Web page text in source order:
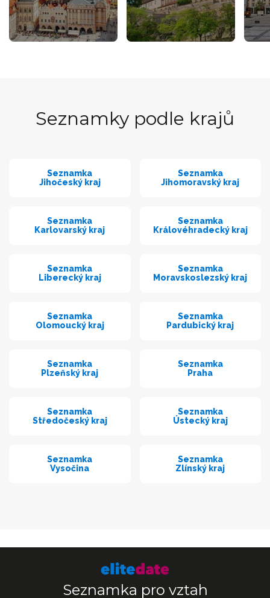
Seznamky podle krajů
Seznamka
Jihočeský kraj
Seznamka
Jihomoravský kraj
Seznamka
Karlovarský kraj
Seznamka
Královéhradecký kraj
Seznamka
Liberecký kraj
Seznamka
Moravskoslezský kraj
Seznamka
Olomoucký kraj
Seznamka
Pardubický kraj
Seznamka
Plzeňský kraj
Seznamka
Praha
Seznamka
Středočeský kraj
Seznamka
Ústecký kraj
Seznamka
Vysočina
Seznamka
Zlínský kraj
Seznamka pro vztah